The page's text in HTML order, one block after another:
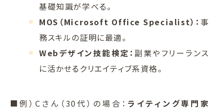
基礎知識が学べる。
MOS（Microsoft Office Specialist）： 事
務スキルの証明に最適。
Webデザイン技能検定： 副業やフリーランス
に活かせるクリエイティブ系資格。
■例）Cさん（30代）の場合： ライティング専門家